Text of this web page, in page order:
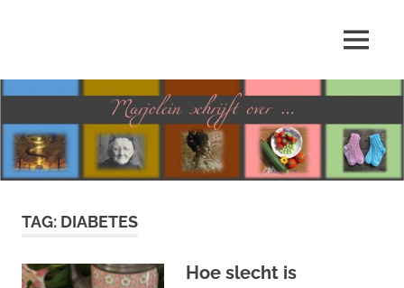
inhoud
schrijft
over
…
MENU
TAG: DIABETES
Hoe slecht is